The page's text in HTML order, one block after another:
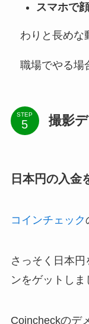
スマホで
わりと長めな
職場でやる場
STEP 撮影
日本円の入金
コインチェック
さっそく日本
ンをゲットしま
Coincheckのデ